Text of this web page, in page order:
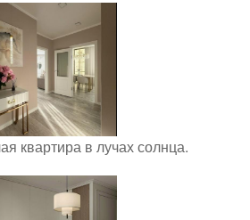
квартира в лучах солнца.